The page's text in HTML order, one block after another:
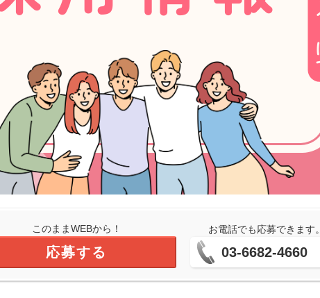
このままWEBから！
応募する
お電話でも応募できます
03-6682-4660